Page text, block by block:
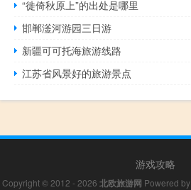
“徙倚秋原上”的出处是哪里
邯郸滏河游园三日游
新疆可可托海旅游线路
江苏省风景好的旅游景点
游戏攻略
Copyright © 2012 - 2026 北欧旅游网 Powered by